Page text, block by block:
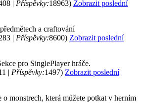
| Příspěvky:18963) Zobrazit poslední
a craftování
| Příspěvky:8600) Zobrazit poslední
pro SinglePlayer hráče.
| Příspěvky:1497) Zobrazit poslední
o monstrech, která můžete potkat v herním